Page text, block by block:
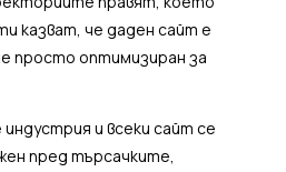
казват, че даден сайт е
просто оптимизиран за
индустрия и всеки сайт се
пред търсачките,